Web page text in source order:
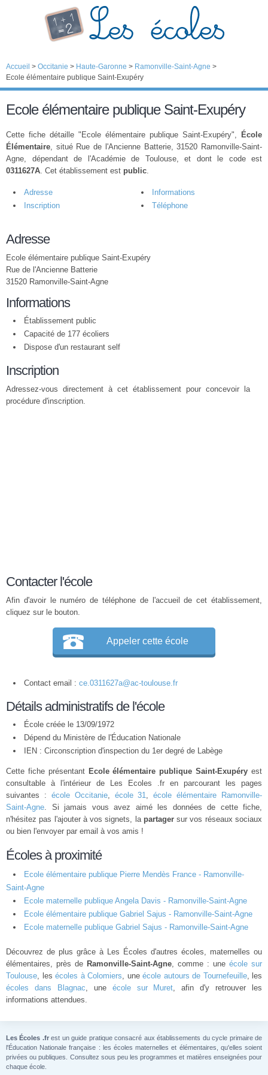
Accueil > Occitanie > Haute-Garonne > Ramonville-Saint-Agne >
Ecole élémentaire publique Saint-Exupéry
Ecole élémentaire publique Saint-Exupéry
Cette fiche détaille "Ecole élémentaire publique Saint-Exupéry",
École
Élémentaire, situé Rue de l'Ancienne Batterie, 31520 Ramonville-Saint-
Agne, dépendant de l'Académie de Toulouse, et dont le code est
0311627A. Cet établissement est public.
Adresse
Informations
Inscription
Téléphone
Adresse
Ecole élémentaire publique Saint-Exupéry
Rue de l'Ancienne Batterie
31520 Ramonville-Saint-Agne
Informations
Établissement public
Capacité de 177 écoliers
Dispose d'un restaurant self
Inscription
Adressez-vous directement à cet établissement pour concevoir la
procédure d'inscription.
Contacter l'école
Afin d'avoir le numéro de téléphone de l'accueil de cet établissement,
cliquez sur le bouton.
Appeler cette école
Contact email : ce.0311627a@ac-toulouse.fr
Détails administratifs de l'école
École créée le 13/09/1972
Dépend du Ministère de l'Éducation Nationale
IEN : Circonscription d'inspection du 1er degré de Labège
Cette fiche présentant Ecole élémentaire publique Saint-Exupéry est
consultable à l'intérieur de Les Ecoles .fr en parcourant les pages
suivantes : école Occitanie, école 31,école élémentaire Ramonville-
Saint-Agne. Si jamais vous avez aimé les données de cette fiche,
n'hésitez pas l'ajouter à vos signets, la partagersur vos réseaux sociaux
ou bien l'envoyer par email à vos amis !
Écoles à proximité
Ecole élémentaire publique Pierre Mendès France - Ramonville-
Saint-Agne
Ecole maternelle publique Angela Davis - Ramonville-Saint-Agne
Ecole élémentaire publique Gabriel Sajus - Ramonville-Saint-Agne
Ecole maternelle publique Gabriel Sajus - Ramonville-Saint-Agne
Découvrez de plus grâce à Les Écoles d'autres écoles, maternelles ou
élémentaires, près de Ramonville-Saint-Agne, comme : une école sur
Toulouse, les écoles à Colomiers, une école autours de Tournefeuille, les
écoles dans Blagnac, une école sur Muret, afin d'y retrouver les
informations attendues.
Les Écoles .frest un guide pratique consacré aux établissements du cycle primaire de
l'Éducation Nationale française : les écoles maternelles et élémentaires, qu'elles soient
privées ou publiques. Consultez sous peu les programmes et matières enseignées pour
chaque école.